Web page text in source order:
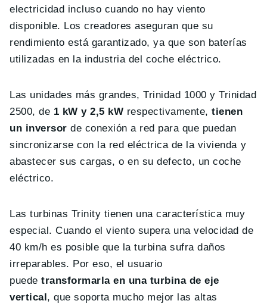
electricidad incluso cuando no hay viento
disponible. Los creadores aseguran que su
rendimiento está garantizado, ya que son baterías
utilizadas en la industria del coche eléctrico.
Las unidades más grandes, Trinidad 1000 y Trinidad
2500, de 1 kW y 2,5 kW respectivamente,tienen
un inversor de conexión a red para que puedan
sincronizarse con la red eléctrica de la vivienda y
abastecer sus cargas, o en su defecto, un coche
eléctrico.
Las turbinas Trinity tienen una característica muy
especial. Cuando el viento supera una velocidad de
40 km/h es posible que la turbina sufra daños
irreparables. Por eso, el usuario
puedetransformarla en una turbina de eje
vertical, que soporta mucho mejor las altas